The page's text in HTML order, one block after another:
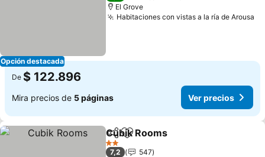
Opción destacada
El Grove
Habitaciones con vistas a la ría de Arousa
De $ 122.896
Mira precios de 5 páginas Ver precios
CompartirAgregar a favoritos
Cubik Rooms
2 Estrellas
7,2
547